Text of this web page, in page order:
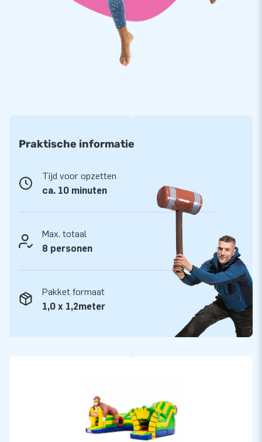
Praktische informatie
Tijd voor opzetten
ca. 10 minuten
Max. totaal
8 personen
Pakket formaat
1,0 x 1,2meter